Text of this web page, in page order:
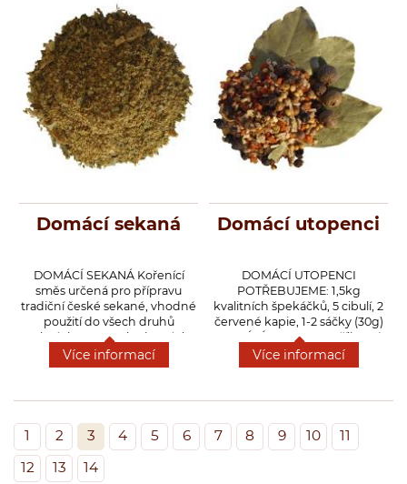
necháme znovu vzkypět,
zcedíme a podáváme zásadně
teplé.
Domácí sekaná
DOMÁCÍ SEKANÁ Kořenící
směs určená pro přípravu
tradiční české sekané, vhodné
použití do všech druhů
mletých mas a zeleninových
karbanátků, játrových
knedlíčků a paštik, můžeme
bramborové nebo hrachové
Více informací
Domácí utopenci
DOMÁCÍ UTOPENCI
POTŘEBUJEME: 1,5kg
kvalitních špekáčků, 5 cibulí, 2
červené kapie, 1-2 sáčky (30g)
DOMÁCÍ UTOPENCI, třílitrová
sklenice od okurek. NÁLEV: 1l
vody, 4dcl octa, 2 lžíce soli, 2
oloupeme a po straně
půl kolečka nakrájenou cibuli a
proužek kapie. Svaříme nálev.
Více informací
1 2 3 4 5 6 7 8 9 10
11
12
13 14